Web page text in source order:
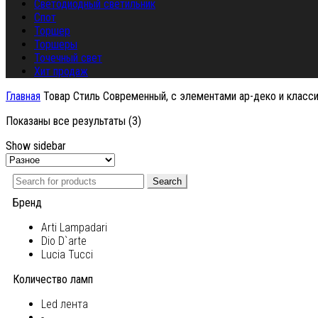
Светодиодный светильник
Спот
Торшер
Торшеры
Точечный свет
Хит продаж
Главная Товар Стиль Современный, с элементами ар-деко и
Показаны все результаты (3)
Show sidebar
Search
Бренд
Arti Lampadari
Dio D`arte
Lucia Tucci
Количество ламп
Led лента